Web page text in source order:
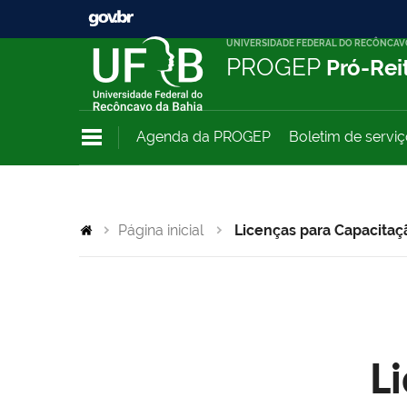
UNIVERSIDADE FEDERAL DO
PROGEP Pró-
Agenda da PROGEP Boletim de
Página inicial Licenças para